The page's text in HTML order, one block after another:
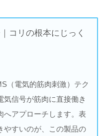
コリの根本にじっく
（電気的筋肉刺激）テク
気信号が筋肉に直接働き
へアプローチします。表
やすいのが、この製品の